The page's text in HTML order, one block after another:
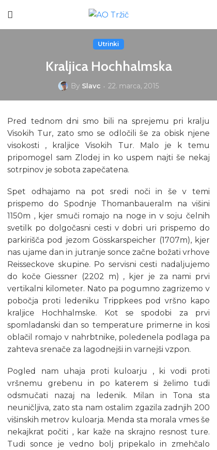
Utrinki
Kraljica Hochhalmska
By Slavc 22. marca, 2015
Pred tednom dni smo bili na sprejemu pri kralju
Visokih Tur, zato smo se odločili še za obisk njene
visokosti , kraljice Visokih Tur. Malo je k temu
pripomogel sam Zlodej in ko uspem najti še nekaj
sotrpinov je sobota zapečatena.
Spet odhajamo na pot sredi noči in še v temi
prispemo do Spodnje Thomanbaueralm na višini
1150m , kjer smuči romajo na noge in v soju čelnih
svetilk po dolgočasni cesti v dobri uri prispemo do
parkirišča pod jezom Gösskarspeicher (1707m), kjer
nas ujame dan in jutranje sonce začne božati vrhove
Reisseckove skupine. Po servisni cesti nadaljujemo
do koče Giessner (2202 m) , kjer je za nami prvi
vertikalni kilometer. Nato pa pogumno zagrizemo v
pobočja proti ledeniku Trippkees pod vršno kapo
kraljice Hochhalmske. Kot se spodobi za prvi
spomladanski dan so temperature primerne in kosi
oblačil romajo v nahrbtnike, poledenela podlaga pa
zahteva srenače za lagodnejši in varnejši vzpon.
Pogled nam uhaja proti kuloarju , ki vodi proti
vršnemu grebenu in po katerem si želimo tudi
odsmučati nazaj na ledenik. Milan in Tona sta
neuničljiva, zato sta nam ostalim zgazila zadnjih 200
višinskih metrov kuloarja. Menda sta morala vmes še
nekajkrat počiti , kar kaže na skrajno resnost ture.
Tudi sonce je vedno bolj pripekalo in zmehčalo